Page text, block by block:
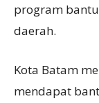
program
daerah.
Kota Batam
mendapat